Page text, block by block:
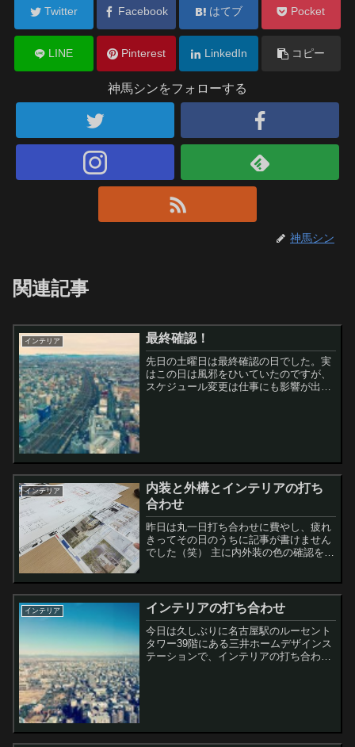
Twitter Facebook はてブ Pocket
LINE Pinterest LinkedIn コピー
神馬シンをフォローする
神馬シン
関連記事
インテリア 最終確認！
先日の土曜日は最終確認の日でした。実
はこの日は風邪をひいていたのですが、
スケジュール変更は仕事にも影響が出る
インテリア
内装と外構とインテリアの打ち
合わせ
昨日は丸一日打ち合わせに費やし、疲れ
きってその日のうちに記事が書けません
でした（笑） 主に内外装の色の確認を午
ザインステーショ...
インテリア インテリアの打ち合わせ
今日は久しぶりに名古屋駅のルーセント
タワー39階にある三井ホームデザインス
テーションで、インテリアの打ち合わせ